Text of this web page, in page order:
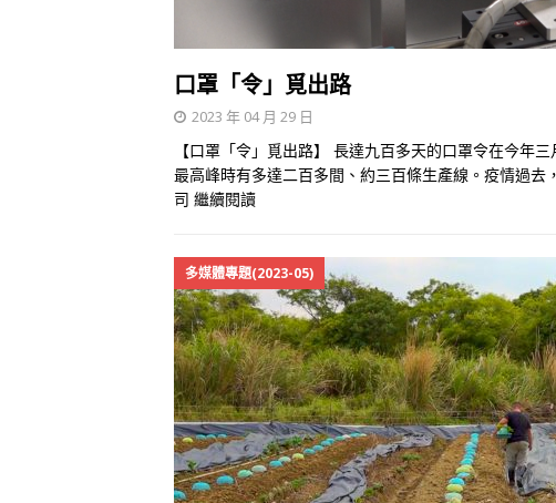
口罩「令」覓出路
2023 年 04 月 29 日
【口罩「令」覓出路】 長達九百多天的口罩令在今年
最高峰時有多達二百多間、約三百條生產線。疫情過
司 繼續閱讀
多媒體專題(2023-05)